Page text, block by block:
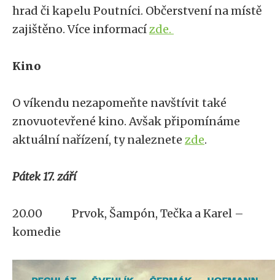
hrad či kapelu Poutníci. Občerstvení na místě
zajištěno. Více informacízde.
Kino
O víkendu nezapomeňte navštívit také
znovuotevřené kino. Avšak připomínáme
aktuální nařízení, ty naleznete zde.
Pátek 17. září
20.00 Prvok, Šampón, Tečka a Karel –
komedie